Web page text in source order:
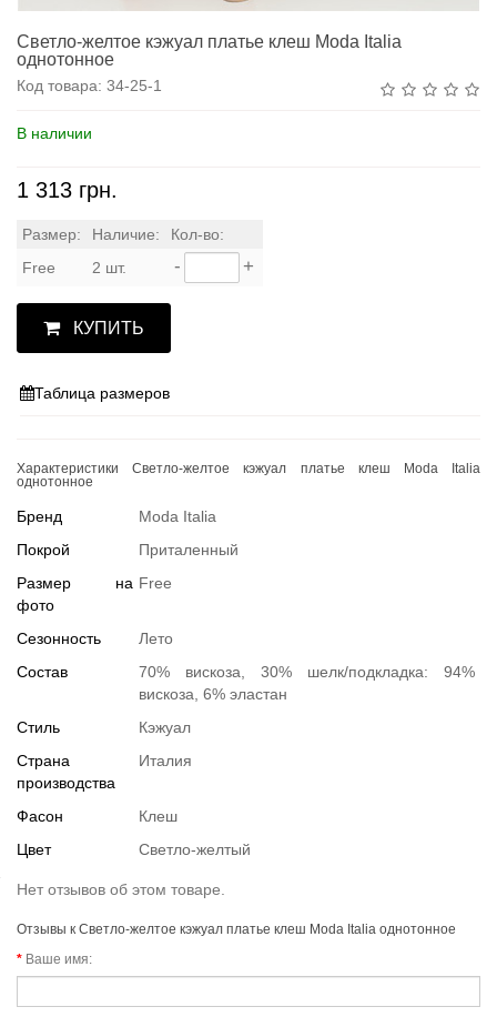
Светло-желтое кэжуал платье клеш Moda Italia
однотонное
Код товара: 34-25-1
В наличии
1 313 грн.
Размер: Наличие:
Кол-во:
Free
2 шт. - +
КУПИТЬ
Таблица размеров
Характеристики Светло-желтое кэжуал платье клеш Moda Italia
однотонное
Бренд
Moda Italia
Покрой
Приталенный
Размер на
фото
Free
Сезонность
Лето
Состав
70% вискоза, 30% шелк/подкладка: 94%
вискоза, 6% эластан
Стиль
Кэжуал
Страна
производства
Италия
Фасон
Клеш
Цвет
Светло-желтый
Нет отзывов об этом товаре.
Отзывы к Светло-желтое кэжуал платье клеш Moda Italia однотонное
Ваше имя: